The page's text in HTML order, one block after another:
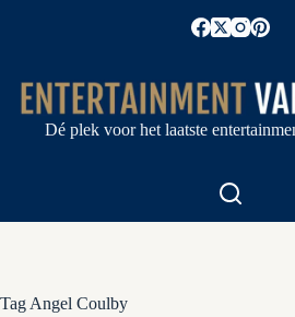
Dé plek voor het laatste
Tag Angel Coulby